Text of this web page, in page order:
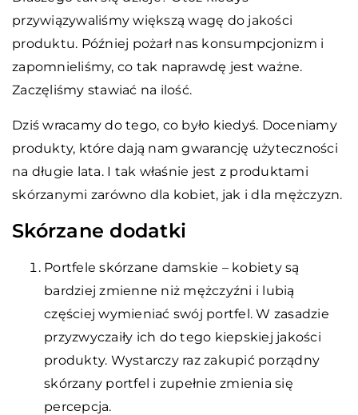
przywiązywaliśmy większą wagę do jakości
produktu. Później pożarł nas konsumpcjonizm i
zapomnieliśmy, co tak naprawdę jest ważne.
Zaczęliśmy stawiać na ilość.
Dziś wracamy do tego, co było kiedyś. Doceniamy
produkty, które dają nam gwarancję użyteczności
na długie lata. I tak właśnie jest z produktami
skórzanymi zarówno dla kobiet, jak i dla mężczyzn.
Skórzane dodatki
Portfele skórzane damskie – kobiety są
bardziej zmienne niż mężczyźni i lubią
częściej wymieniać swój portfel. W zasadzie
przyzwyczaiły ich do tego kiepskiej jakości
produkty. Wystarczy raz zakupić porządny
skórzany portfel i zupełnie zmienia się
percepcja.